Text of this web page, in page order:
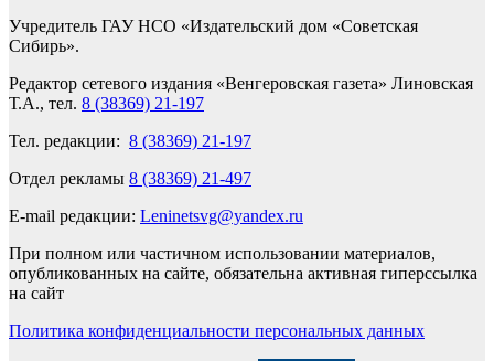
Учредитель ГАУ НСО «Издательский дом «Советская
Сибирь».
Редактор сетевого издания «Венгеровская газета» Линовская
Т.А., тел. 8 (38369) 21-197
Тел. редакции: 8 (38369) 21-197
Отдел рекламы 8 (38369) 21-497
E-mail редакции: Leninetsvg@yandex.ru
При полном или частичном использовании материалов,
опубликованных на сайте, обязательна активная гиперссылка
на сайт
Политика конфиденциальности персональных данных